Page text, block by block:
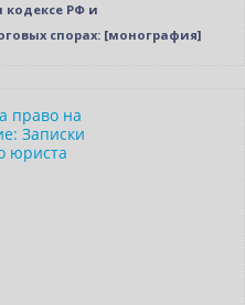
кодексе РФ и
спорах: [монография]